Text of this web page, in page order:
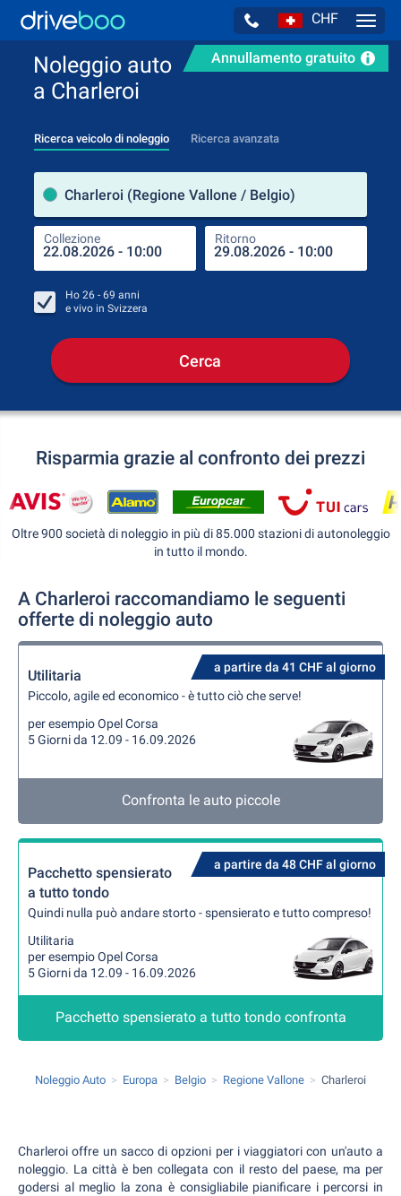
CHF
Annullamento gratuito
Noleggio auto
a Charleroi
Ricerca veicolo di noleggio Ricerca avanzata
Charleroi (Regione Vallone / Belgio)
Collezione Ritorno
Ho 26 - 69 anni
e vivo in Svizzera
Cerca
Risparmia grazie al confronto dei prezzi
Oltre 900 società di noleggio in più di 85.000 stazioni di autonoleggio
in tutto il mondo.
A Charleroi raccomandiamo le seguenti
offerte di noleggio auto
a partire da 41 CHF al giorno
Utilitaria
Piccolo, agile ed economico - è tutto ciò che serve!
per esempio Opel Corsa
5 Giorni da 12.09 - 16.09.2026
Confronta le auto piccole
a partire da 48 CHF al giorno
Pacchetto spensierato
a tutto tondo
Quindi nulla può andare storto - spensierato e tutto compreso!
Utilitaria
per esempio Opel Corsa
5 Giorni da 12.09 - 16.09.2026
Pacchetto spensierato a tutto tondo confronta
Noleggio Auto Europa Belgio Regione Vallone Charleroi
Charleroi offre un sacco di opzioni per i viaggiatori con un'auto a
noleggio. La città è ben collegata con il resto del paese, ma per
godersi al meglio la zona è consigliabile pianificare i percorsi in